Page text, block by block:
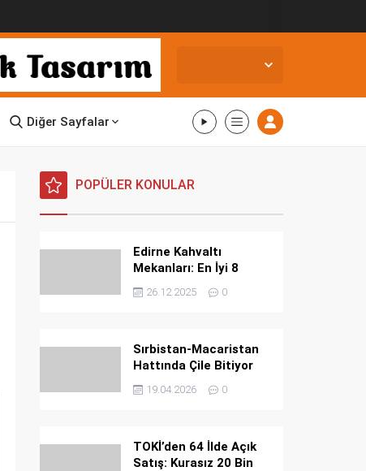
Diğer Sayfalar
POPÜLER KONULAR
Edirne Kahvaltı
Mekanları: En İyi 8
Mekan
26.12.2025 0
Sırbistan-Macaristan
Hattında Çile Bitiyor
19.04.2026 0
TOKİ’den 64 İlde Açık
Satış: Kurasız 20 Bin